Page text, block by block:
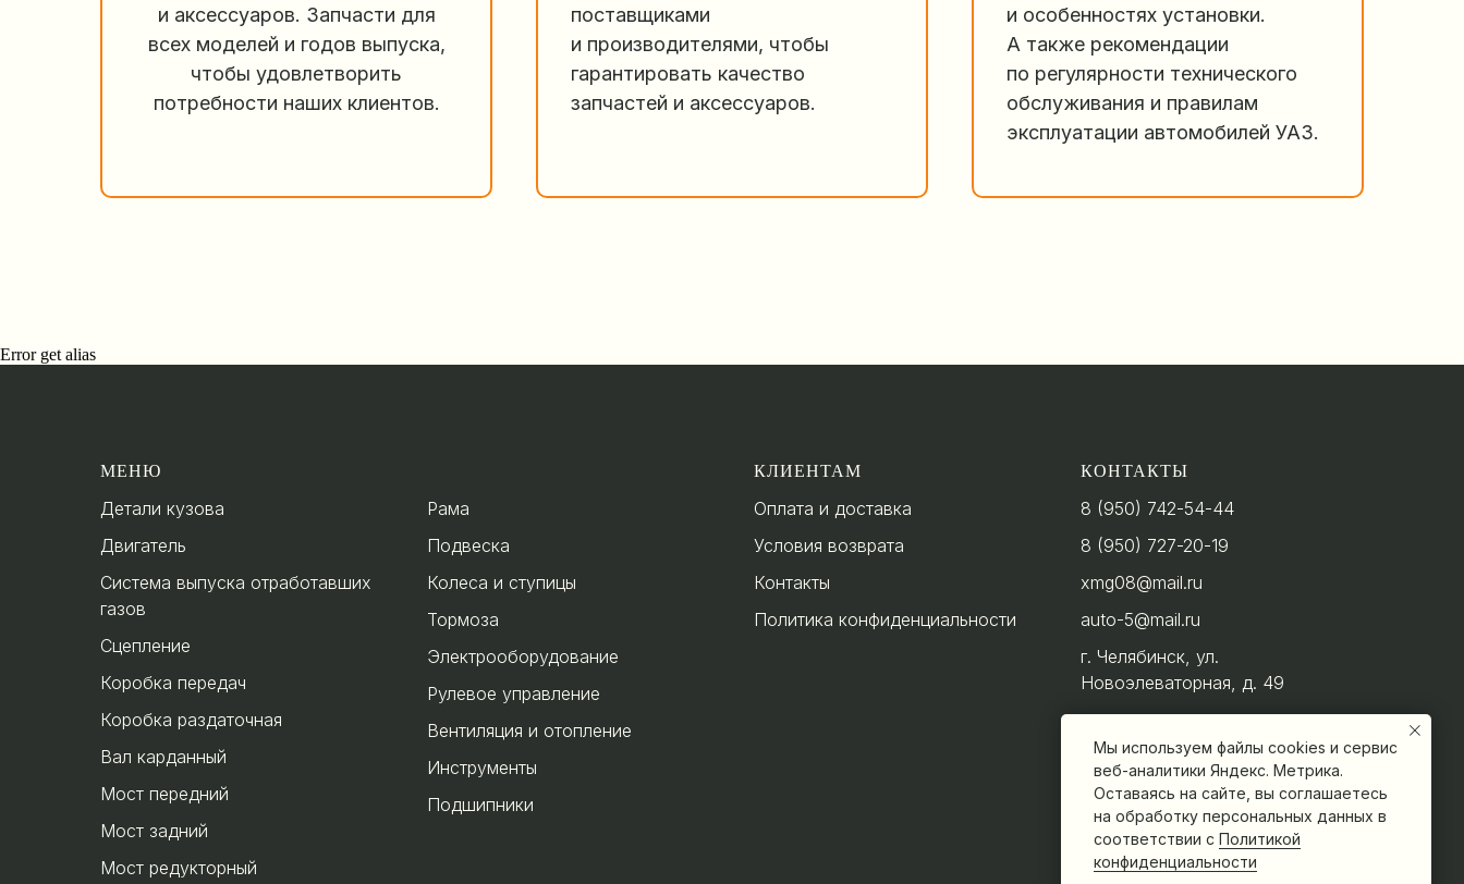
и аксессуаров. Запчасти для
всех моделей и годов выпуска,
чтобы удовлетворить
потребности наших клиентов.
поставщиками
и производителями, чтобы
гарантировать качество
запчастей и аксессуаров.
и особенностях установки.
А также рекомендации
по регулярности технического
обслуживания и правилам
эксплуатации автомобилей УАЗ.
Error get alias
МЕНЮ
Детали кузова
Двигатель
Система выпуска отработавших
газов
Сцепление
Коробка передач
Коробка раздаточная
Вал карданный
Мост передний
Мост задний
Мост редукторный
Рама
Подвеска
Колеса и ступицы
Тормоза
Электрооборудование
Рулевое управление
Вентиляция и отопление
Инструменты
Подшипники
КЛИЕНТАМ
Оплата и доставка
Условия возврата
Контакты
Политика конфиденциальности
КОНТАКТЫ
8 (950) 742-54-44
8 (950) 727-20-19
xmg08@mail.ru
auto-5@mail.ru
г. Челябинск, ул.
Новоэлеваторная, д. 49
Мы используем файлы cookies и сервис
веб-аналитики Яндекс. Метрика.
Оставаясь на сайте, вы соглашаетесь
на обработку персональных данных в
соответствии с Политикой
конфиденциальности